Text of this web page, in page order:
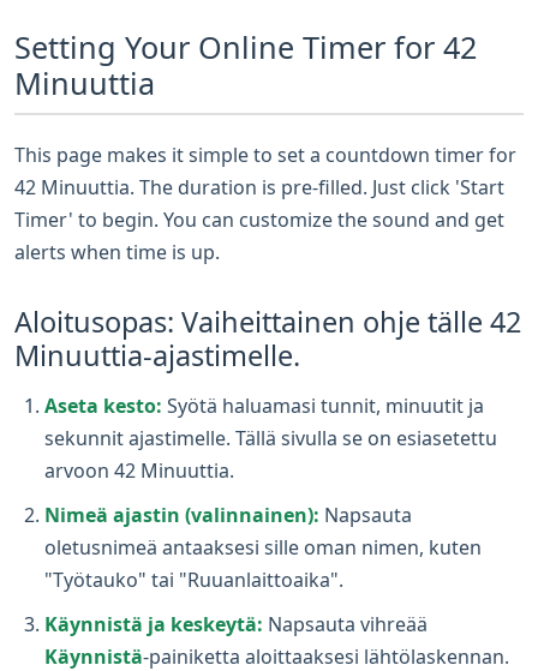
Setting Your Online Timer for 42
Minuuttia
This page makes it simple to set a countdown timer for
42 Minuuttia. The duration is pre-filled. Just click 'Start
Timer' to begin. You can customize the sound and get
alerts when time is up.
Aloitusopas: Vaiheittainen ohje tälle 42
Minuuttia-ajastimelle.
Aseta kesto: Syötä haluamasi tunnit, minuutit ja
sekunnit ajastimelle. Tällä sivulla se on esiasetettu
arvoon 42 Minuuttia.
Nimeä ajastin (valinnainen): Napsauta
oletusnimeä antaaksesi sille oman nimen, kuten
"Työtauko" tai "Ruuanlaittoaika".
Käynnistä ja keskeytä: Napsauta vihreää
Käynnistä-painiketta aloittaaksesi lähtölaskennan.